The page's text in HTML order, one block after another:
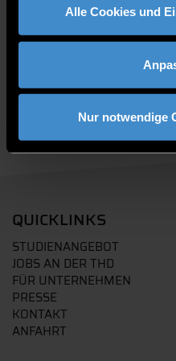
Alle Cookies und
Nur notwendige
QUICKLINKS
STUDIENANGEBOT
JOBS AN DER THD
FÜR UNTERNEHMEN
PRESSE
KONTAKT
ANFAHRT